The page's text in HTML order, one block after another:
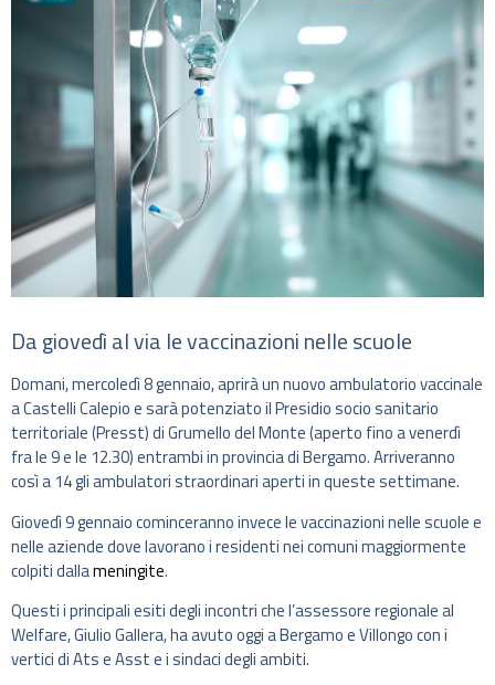
Da giovedì al via le vaccinazioni nelle scuole
Domani, mercoledì 8 gennaio, aprirà un nuovo ambulatorio vaccinale
a Castelli Calepio e sarà potenziato il Presidio socio sanitario
territoriale (Presst) di Grumello del Monte (aperto fino a venerdì
fra le 9 e le 12.30) entrambi in provincia di Bergamo. Arriveranno
così a 14 gli ambulatori straordinari aperti in queste settimane.
Giovedì 9 gennaio cominceranno invece le vaccinazioni nelle scuole e
nelle aziende dove lavorano i residenti nei comuni maggiormente
colpiti dallameningite.
Questi i principali esiti degli incontri che l’assessore regionale al
Welfare, Giulio Gallera, ha avuto oggi a Bergamo e Villongo con i
vertici di Ats e Asst e i sindaci degli ambiti.